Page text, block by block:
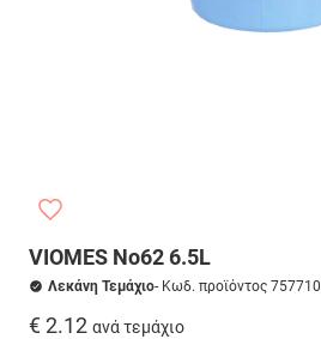
VIOMES No62 6.5L
Λεκάνη Τεμάχιο- Κωδ. προϊόντος 757710
€ 2.12 ανά τεμάχιο